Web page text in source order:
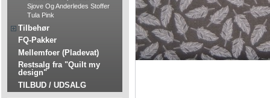
Sjove Og Anderledes Stoffer
Tula Pink
Tilbehør
FQ-Pakker
Mellemfoer (Pladevat)
Restsalg fra "Quilt my
design"
TILBUD / UDSALG